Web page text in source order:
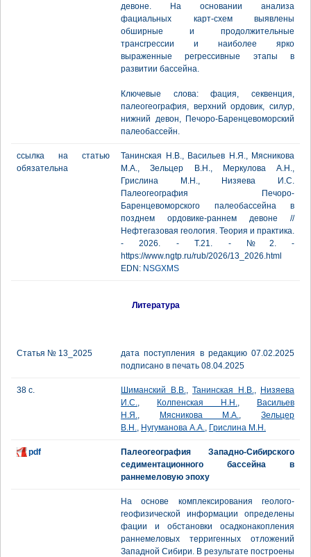
девоне. На основании анализа
фациальных карт-схем выявлены
обширные и продолжительные
трансгрессии и наиболее ярко
выраженные регрессивные этапы в
развитии бассейна.
Ключевые слова: фация, секвенция,
палеогеография, верхний ордовик, силур,
нижний девон, Печоро-Баренцевоморский
палеобассейн.
ссылка на статью
обязательна
Танинская Н.В., Васильев Н.Я., Мясникова
М.А., Зельцер В.Н., Меркулова А.Н.,
Грислина М.Н., Низяева И.С.
Палеогеография Печоро-
Баренцевоморского палеобассейна в
позднем ордовике-раннем девоне //
Нефтегазовая геология. Теория и практика.
- 2026. - Т.21. - №2. -
https://www.ngtp.ru/rub/2026/13_2026.html
EDN: NSGXMS
Литература
Статья № 13_2025
дата поступления в редакцию 07.02.2025
подписано в печать 08.04.2025
38 с. Шиманский В.В., Танинская Н.В., Низяева
И.С., Колпенская Н.Н.,
Васильев
Н.Я., Мясникова М.А.,Зельцер
В.Н., Нугуманова А.А., Грислина М.Н.
pdf
Палеогеография Западно-Сибирского
седиментационного бассейна в
раннемеловую эпоху
На основе комплексирования геолого-
геофизической информации определены
фации и обстановки осадконакопления
раннемеловых терригенных отложений
Западной Сибири. В результате построены